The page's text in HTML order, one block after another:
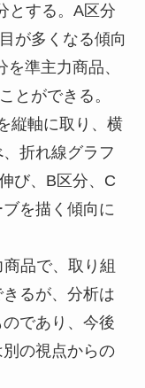
とする。A区分
が多くなる傾向
準主力商品、
とができる。
縦軸に取り、横
折れ線グラフ
び、B区分、C
を描く傾向に
品で、取り組
るが、分析は
であり、今後
の視点からの